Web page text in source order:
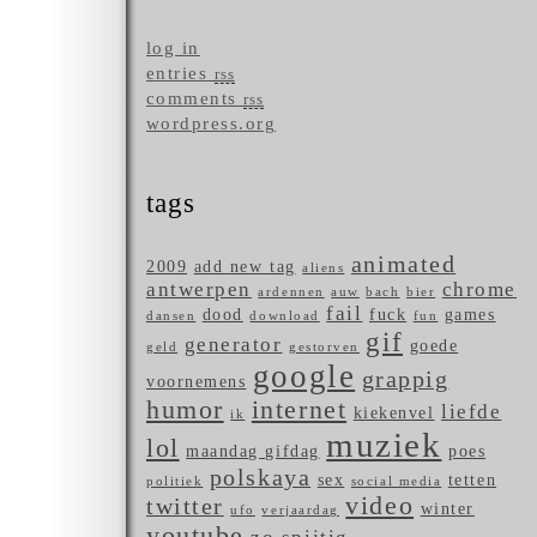
log in
entries rss
commentsrss
wordpress.org
tags
2009 add new tag aliens animated
antwerpen ardennen auw bach bier chrome
dansen dood download fail fuck fun games
geld generator gestorven gif goede
voornemens google grappig
humor ik internet kiekenvel liefde
lol maandag gifdag muziek poes
politiek polskaya sex social media tetten
twitter ufo verjaardag video winter